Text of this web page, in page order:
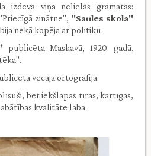
izdeva viņa nelielas grāmatas:
zinātne", "Saules skola"
nekā kopēja ar politiku.
publicēta Maskavā, 1920. gadā.
vecajā ortogrāfijā.
bet iekšlapas tīras, kārtīgas,
kvalitāte laba.